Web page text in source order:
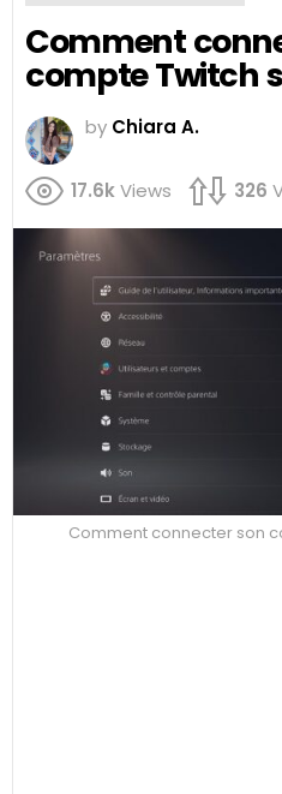
Comment
compte Twitch
by Chiara A.
17.6kViews 326
Comment connecter son